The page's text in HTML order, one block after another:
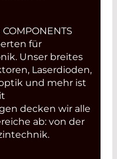
für
Unser breites
Laserdioden,
und mehr ist
decken wir alle
ab: von der